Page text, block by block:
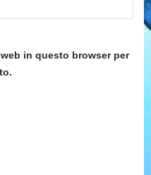
in questo browser per